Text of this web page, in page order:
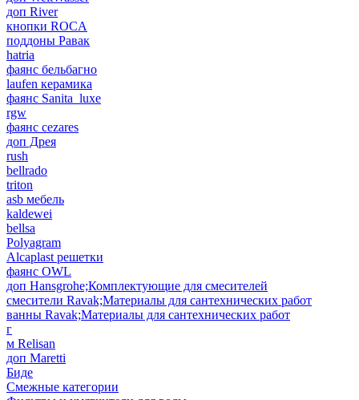
доп River
кнопки ROCA
поддоны Равак
hatria
фаянс бельбагно
laufen керамика
фаянс Sanita_luxe
rgw
фаянс cezares
доп Дрея
rush
bellrado
triton
asb мебель
kaldewei
bellsa
Polyagram
Alcaplast решетки
фаянс OWL
доп Hansgrohe;Комплектующие для смесителей
смесители Ravak;Материалы для сантехнических работ
ванны Ravak;Материалы для сантехнических работ
г
м Relisan
доп Maretti
Биде
Смежные категории